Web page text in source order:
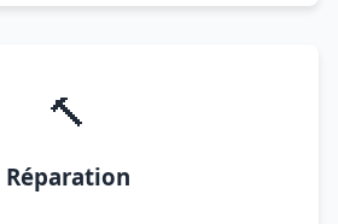
🔨
Réparation